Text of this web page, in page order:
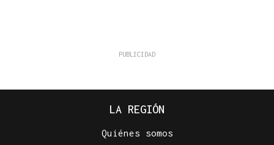
LA REGIÓN
Quiénes somos